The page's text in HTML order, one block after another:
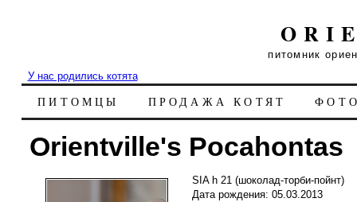
питомник
У нас родились котята
ПИТОМЦЫ ПРОДАЖА КОТЯТ
Orientville's Pocahontas
SIA h 21 (шоколад-торби-пойнт)
Дата рождения: 05.03.2013